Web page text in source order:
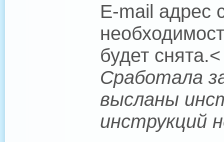
E-mail адрес
будет
Сработала
высланы
инструкций